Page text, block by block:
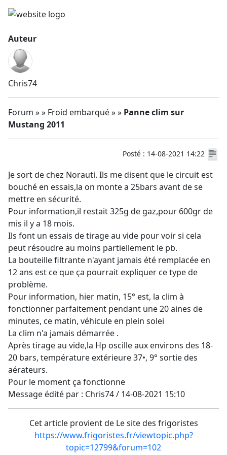
Auteur
Chris74
Forum » » Froid embarqué » » Panne clim sur
Mustang 2011
Posté : 14-08-2021 14:22
Je sort de chez Norauti. Ils me disent que le circuit est
bouché en essais,la on monte a 25bars avant de se
mettre en sécurité.
Pour information,il restait 325g de gaz,pour 600gr de
mis il y a 18 mois.
Ils font un essais de tirage au vide pour voir si cela
peut résoudre au moins partiellement le pb.
La bouteille filtrante n'ayant jamais été remplacée en
12 ans est ce que ça pourrait expliquer ce type de
problème.
Pour information, hier matin, 15° est, la clim à
fonctionner parfaitement pendant une 20 aines de
minutes, ce matin, véhicule en plein solei
La clim n'a jamais démarrée .
Après tirage au vide,la Hp oscille aux environs des 18-
20 bars, température extérieure 37•, 9° sortie des
aérateurs.
Pour le moment ça fonctionne
Message édité par : Chris74 / 14-08-2021 15:10
Cet article provient de Le site des frigoristes
https://www.frigoristes.fr/viewtopic.php?
topic=12799&forum=102